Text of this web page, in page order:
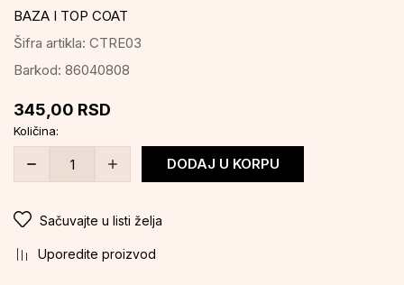
BAZA I TOP COAT
Šifra artikla: CTRE03
Barkod: 86040808
345,00 RSD
Količina:
DODAJ U KORPU
Sačuvajte u listi želja
Uporedite proizvod